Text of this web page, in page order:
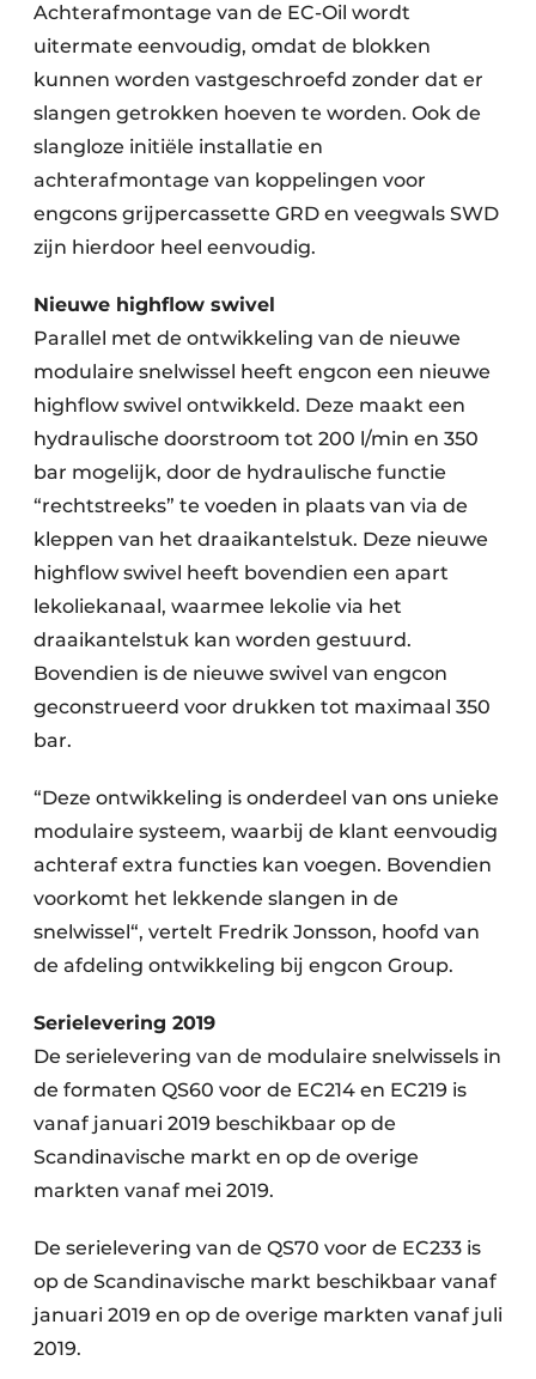
Achterafmontage van de EC-Oil wordt
uitermate eenvoudig, omdat de blokken
kunnen worden vastgeschroefd zonder dat er
slangen getrokken hoeven te worden. Ook de
slangloze initiële installatie en
achterafmontage van koppelingen voor
engcons grijpercassette GRD en veegwals SWD
zijn hierdoor heel eenvoudig.
Nieuwe highflow swivel
Parallel met de ontwikkeling van de nieuwe
modulaire snelwissel heeft engcon een nieuwe
highflow swivel ontwikkeld. Deze maakt een
hydraulische doorstroom tot 200 l/min en 350
bar mogelijk, door de hydraulische functie
“rechtstreeks” te voeden in plaats van via de
kleppen van het draaikantelstuk. Deze nieuwe
highflow swivel heeft bovendien een apart
lekoliekanaal, waarmee lekolie via het
draaikantelstuk kan worden gestuurd.
Bovendien is de nieuwe swivel van engcon
geconstrueerd voor drukken tot maximaal 350
bar.
“Deze ontwikkeling is onderdeel van ons unieke
modulaire systeem, waarbij de klant eenvoudig
achteraf extra functies kan voegen. Bovendien
voorkomt het lekkende slangen in de
snelwissel“, vertelt Fredrik Jonsson, hoofd van
de afdeling ontwikkeling bij engcon Group.
Serielevering 2019
De serielevering van de modulaire snelwissels in
de formaten QS60 voor de EC214 en EC219 is
vanaf januari 2019 beschikbaar op de
Scandinavische markt en op de overige
markten vanaf mei 2019.
De serielevering van de QS70 voor de EC233 is
op de Scandinavische markt beschikbaar vanaf
januari 2019 en op de overige markten vanaf juli
2019.